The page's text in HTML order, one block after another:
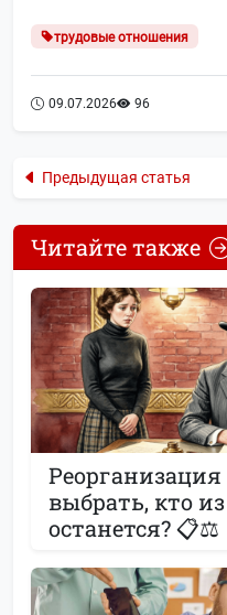
трудовые отношения
09.07.2026 96
Предыдущая статья
Читайте также
выбрать, кто
останется? 📋⚖️